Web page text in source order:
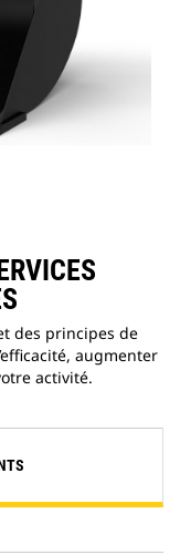
des principes de
augmenter
activité.